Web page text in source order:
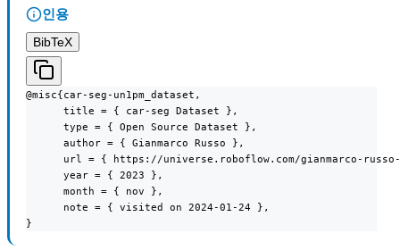
인용
BibTeX
@misc{car-seg-un1pm_dataset,
      title = { car-seg Dataset },
      type = { Open Source Dataset },
      author = { Gianmarco Russo },
url = { https://universe.roboflow.com/gianmarco-
      year = { 2023 },
      month = { nov },
      note = { visited on 2024-01-24 },
}